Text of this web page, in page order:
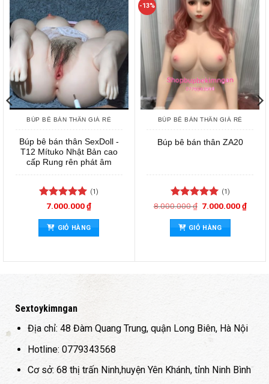
BÚP BÊ BÁN THÂN GIÁ RẺ
Búp bê bán thân SexDoll -
T12 Mítuko Nhật Bản cao
cấp Rung rên phát âm
Được xếp
sao
(1)
7.000.000₫
GIỎ HÀNG
-13%
BÚP BÊ BÁN THÂN GIÁ RẺ
Búp bê bán thân ZA20
Được xếp
sao
(1)
8.000.000₫ Giá
là:
8.000.000 ₫.
7.000.000₫Giá
hiện
GIỎ HÀNG
Sextoykimngan
Địa chỉ: 48 Đàm Quang Trung, quận Long Biên, Hà Nội
Hotline: 0779343568
Cơ sở: 68 thị trấn Ninh,huyện Yên Khánh, tỉnh Ninh Bình